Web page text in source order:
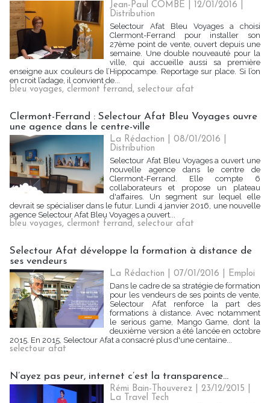
Jean-Paul COMBE | 12/01/2016
Distribution
Selectour Afat Bleu Voyages a choisi
Clermont-Ferrand pour installer son
27ème point de vente, ouvert depuis une
semaine. Une double nouveauté pour la
ville, qui accueille aussi sa première
enseigne aux couleurs de l’Hippocampe. Reportage sur place. Si l’on
en croit l’adage, il convient de...
bleu voyages, clermont ferrand, selectour afat
Clermont-Ferrand : Selectour Afat Bleu Voyages ouvre
une agence dans le centre-ville
La Rédaction | 08/01/2016
Distribution
Selectour Afat Bleu Voyages a ouvert une
nouvelle agence dans le centre de
Clermont-Ferrand. Elle compte 6
collaborateurs et propose un plateau
d'affaires. Un segment sur lequel elle
devrait se spécialiser dans le futur. Lundi 4 janvier 2016, une nouvelle
agence Selectour Afat Bleu Voyages a ouvert...
bleu voyages, clermont ferrand, selectour afat
Selectour Afat développe la formation à distance de
ses vendeurs
La Rédaction | 07/01/2016
Emploi
Dans le cadre de sa stratégie de formation
pour les vendeurs de ses points de vente,
Selectour Afat renforce la part des
formations à distance. Avec notamment
le serious game, Mango Game, dont la
deuxième version a été lancée en octobre
2015. En 2015, Selectour Afat a consacré plus d'une centaine...
selectour afat
N’ayez pas peur, internet c’est la transparence…
Rémi Bain-Thouverez | 23/12/2015
La Travel Tech